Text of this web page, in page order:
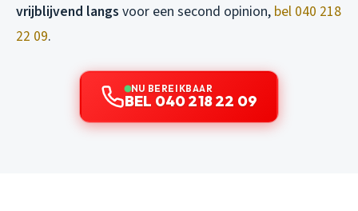
vrijblijvend langs voor een second opinion, bel 040 218
22 09.
NU BEREIKBAAR
BEL 040 218 22 09